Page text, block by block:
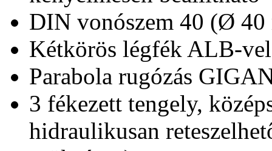
DIN vonószem 40 (Ø 40
Kétkörös légfék ALB-vel
Parabola rugózás
3 fékezett tengely,
hidraulikusan